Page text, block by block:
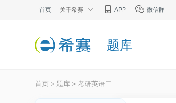
首页 关于希赛 APP 微信群
题库
首页 > 题库 > 考研英语二